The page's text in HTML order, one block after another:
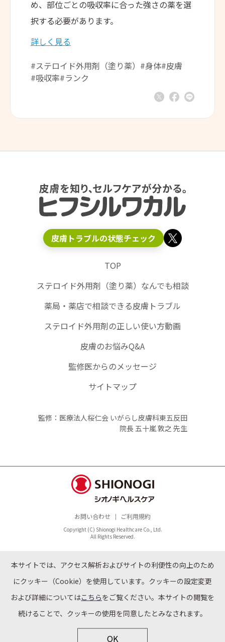
め、部位ごとの吸収率に合った強さの薬を選
択する必要があります。
詳しく見る
#ステロイド外用剤（塗り薬） #身体#皮膚
#吸収率#ランク
皮膚トラブルの状態チェック
TOP
ステロイド外用剤（塗り薬）なんでも相談
薬局・薬店で相談できる皮膚トラブル
ステロイド外用剤の正しい使い方動画
皮膚のお悩みQ&A
監修医からのメッセージ
サイトマップ
監修：医療法人桜仁会 いがらし皮膚科東五反田
院長 五十嵐 敦之 先生
お問い合わせ ご利用規約
Copyright (C) Shionogi Healthcare Co., Ltd.
All Rights Reserved.
本サイトでは、アクセス解析およびサイトの利便性の向上のため
にクッキー（Cookie）を使用しています。クッキーの設定変更
および詳細についてはこちらをご覧ください。本サイトの閲覧を
続けることで、クッキーの使用を同意したとみなされます。
OK